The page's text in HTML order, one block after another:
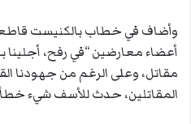
وأضاف في خطاب بالكنيست
أعضاء معارضين “في رفح،
مقاتل، وعلى الرغم من جهودنا
المقاتلين، حدث للأسف شيء